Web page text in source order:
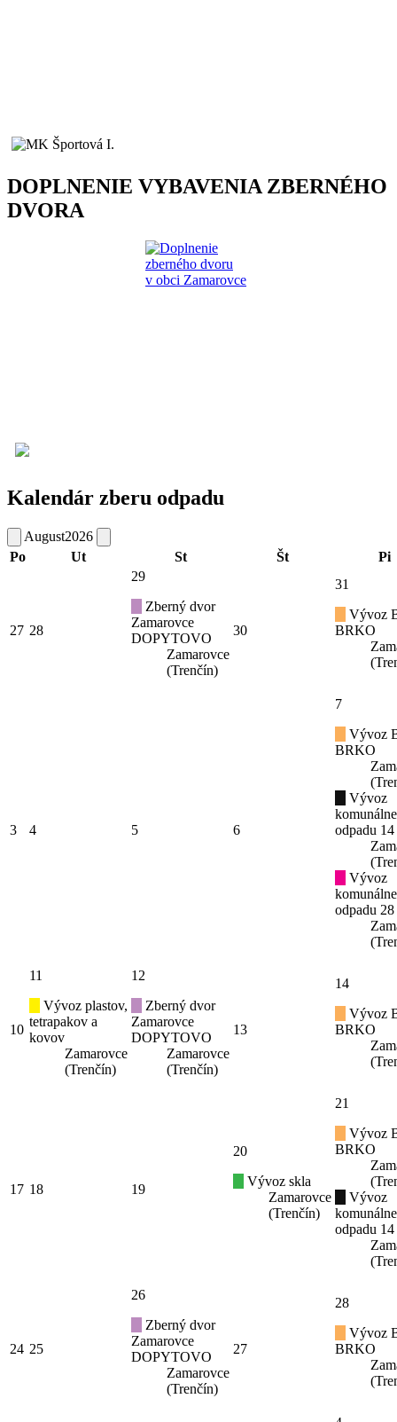
DOPLNENIE VYBAVENIA ZBERNÉHO
DVORA
Kalendár zberu odpadu
August2026
Po
Ut St Št Pi
27 28
29
Zberný dvor
Zamarovce
DOPYTOVO
Zamarovce
(Trenčín)
30
31
Vývoz
BRKO
3 4 5 6
7
Vývoz
BRKO
Vývoz
odpadu
Vývoz
odpadu
10
11
Vývoz plastov,
tetrapakov a
kovov
Zamarovce
(Trenčín)
12
Zberný dvor
Zamarovce
DOPYTOVO
Zamarovce
(Trenčín)
13
14
Vývoz
BRKO
17 18 19
20
Vývoz skla
Zamarovce
(Trenčín)
21
Vývoz
BRKO
Vývoz
odpadu
24 25
26
Zberný dvor
Zamarovce
DOPYTOVO
Zamarovce
(Trenčín)
27
28
Vývoz
BRKO